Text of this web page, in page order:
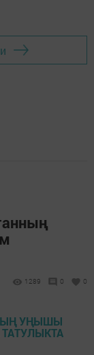
1289 0 0